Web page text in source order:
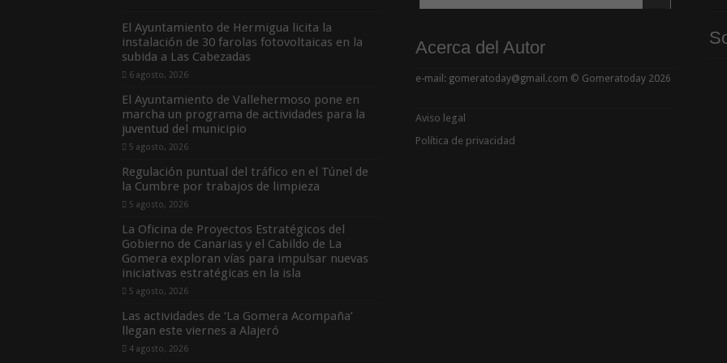
El Ayuntamiento de Hermigua licita la
instalación de 30 farolas fotovoltaicas en la
subida a Las Cabezadas
6 agosto, 2026
El Ayuntamiento de Vallehermoso pone en
marcha un programa de actividades para la
juventud del municipio
5 agosto, 2026
Regulación puntual del tráfico en el Túnel de
la Cumbre por trabajos de limpieza
5 agosto, 2026
La Oficina de Proyectos Estratégicos del
Gobierno de Canarias y el Cabildo de La
Gomera exploran vías para impulsar nuevas
iniciativas estratégicas en la isla
5 agosto, 2026
Las actividades de ‘La Gomera Acompaña’
llegan este viernes a Alajeró
4 agosto, 2026
Acerca del Autor
e-mail: gomeratoday@gmail.com © Gomeratoday 2026
Aviso legal
Política de privacidad